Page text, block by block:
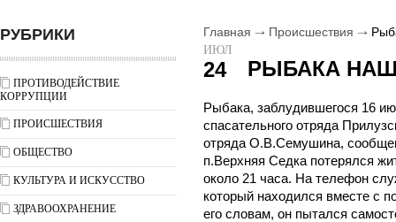
РУБРИКИ
ПРОТИВОДЕЙСТВИЕ
КОРРУПЦИИ
ПРОИСШЕСТВИЯ
ОБЩЕСТВО
КУЛЬТУРА И ИСКУССТВО
ЗДРАВООХРАНЕНИЕ
Главная Происшествия
ИЮЛ
24 РЫБАКА
Рыбака, заблудившегося 16
спасательного отряда
отряда О.В.Семушина,
п.Верхняя Седка потерялся
около 21 часа. На телефон
который находился вместе с
его словам, он пытался